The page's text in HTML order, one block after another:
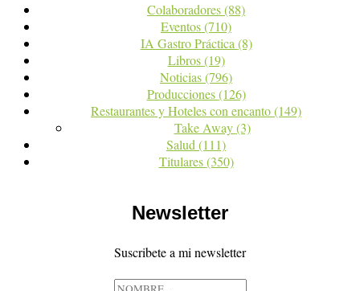
Colaboradores(88)
Eventos(710)
IA Gastro Práctica(8)
Libros(19)
Noticias(796)
Producciones(126)
Restaurantes y Hoteles con encanto(149)
Take Away(3)
Salud(111)
Titulares(350)
Newsletter
Suscribete a mi newsletter